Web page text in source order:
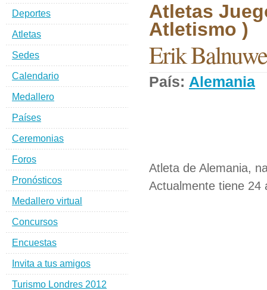
Atletas
Atletismo )
Erik
País: Alemania
Atleta de Alemania,
Actualmente tiene 24
Deportes
Atletas
Sedes
Calendario
Medallero
Países
Ceremonias
Foros
Pronósticos
Medallero virtual
Concursos
Encuestas
Invita a tus amigos
Turismo Londres 2012